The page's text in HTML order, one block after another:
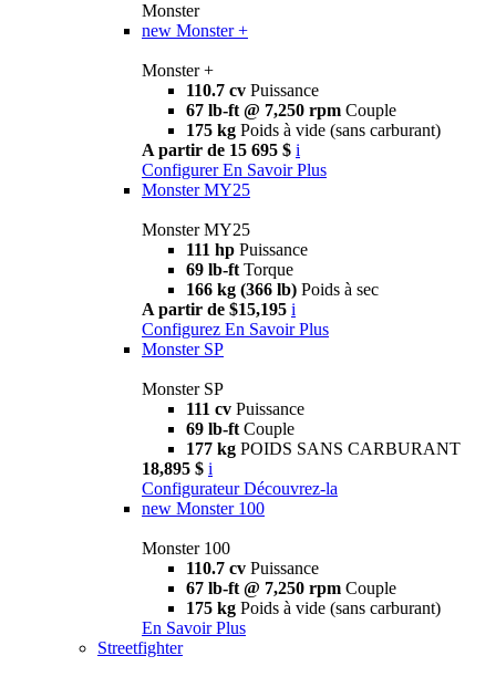
Monster
new Monster +
Monster +
110.7 cv Puissance
67 lb-ft @ 7,250 rpm Couple
175 kg Poids à vide (sans carburant)
A partir de 15 695 $ i
Configurer En Savoir Plus
Monster MY25
Monster MY25
111 hp Puissance
69 lb-ft Torque
166 kg (366 lb) Poids à sec
A partir de $15,195 i
Configurez En Savoir Plus
Monster SP
Monster SP
111 cv Puissance
69 lb-ft Couple
177 kg POIDS SANS CARBURANT
18,895 $ i
Configurateur Découvrez-la
new Monster 100
Monster 100
110.7 cv Puissance
67 lb-ft @ 7,250 rpm Couple
175 kg Poids à vide (sans carburant)
En Savoir Plus
Streetfighter